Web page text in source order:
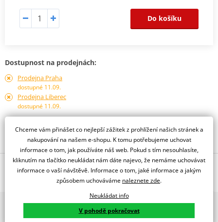
Do košíku
Dostupnost na prodejnách:
Prodejna Praha
dostupné 11.09.
Prodejna Liberec
dostupné 11.09.
Obraťte se na specialistu
Popis a parametry
Jsme autorizovaný
Řetězová sada - Řetěz EK, řada SRX2, těsněný QX-kroužkem.
Ocelové kolečko a rozeta SUPERSPROX.
2x multibrand showroom
9 značek motocyklů, servis, oblečení, doplňky i náhradní
Chceme vám přinášet co nejlepší zážitek z prohlížení našich stránek a
nakupování na našem e-shopu. K tomu potřebujeme uchovat
informace o tom, jak používáte náš web. Pokud s tím nesouhlasíte,
kliknutím na tlačítko neukládat nám dáte najevo, že nemáme uchovávat
informace o vaší návštěvě. Informace o tom, jaké informace a jakým
způsobem uchováváme naleznete zde.
Neukládat info
V pohodě pokračovat